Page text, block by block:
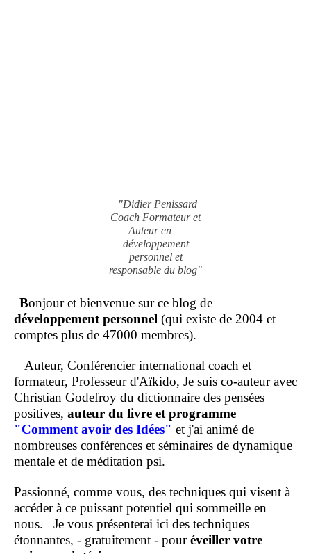
"Didier Penissard
Coach Formateur et
Auteur en
développement
personnel et
responsable du blog"
Bonjour et bienvenue sur ce blog de
développement personnel (qui existe de 2004 et
comptes plus de 47000 membres).
Auteur, Conférencier international coach et
formateur, Professeur d'Aïkido, Je suis co-auteur avec
Christian Godefroy du dictionnaire des pensées
positives, auteur du livre et programme
"Comment avoir des Idées" et j'ai animé de
nombreuses conférences et séminaires de dynamique
mentale et de méditation psi.
Passionné, comme vous, des techniques qui visent à
accéder à ce puissant potentiel qui sommeille en
nous. Je vous présenterai ici des techniques
étonnantes, - gratuitement - pouréveiller votre